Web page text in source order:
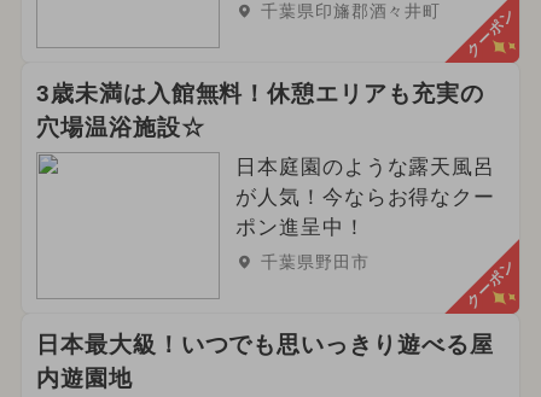
千葉県印旛郡酒々井町 クーポン
3歳未満は入館無料！休憩エリアも充実の
穴場温浴施設☆
日本庭園のような露天風呂
が人気！今ならお得なクー
ポン進呈中！
千葉県野田市 クーポン
日本最大級！いつでも思いっきり遊べる屋
内遊園地